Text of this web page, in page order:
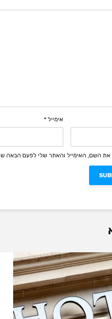
אימייל *
את השם, האימייל והאתר שלי לפעם הבאה